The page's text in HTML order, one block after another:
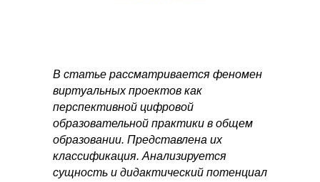
В статье рассматривается феномен
виртуальных проектов как
перспективной цифровой
образовательной практики в общем
образовании. Представлена их
классификация. Анализируется
сущность и дидактический потенциал